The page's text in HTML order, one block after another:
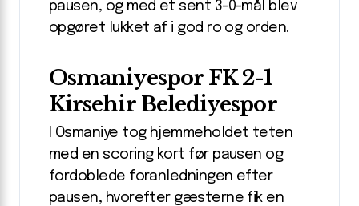
pausen, og med et sent 3-0-mål blev
opgøret lukket af i god ro og orden.
Osmaniyespor FK 2-1
Kirsehir Belediyespor
I Osmaniye tog hjemmeholdet teten
med en scoring kort før pausen og
fordoblede foranledningen efter
pausen, hvorefter gæsterne fik en